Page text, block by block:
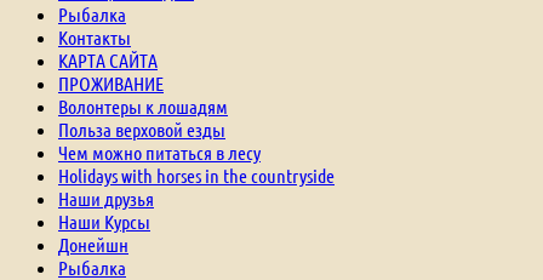
Рыбалка
Контакты
КАРТА САЙТА
ПРОЖИВАНИЕ
Волонтеры к лошадям
Польза верховой езды
Чем можно питаться в лесу
Holidays with horses in the countryside
Наши друзья
Наши Курсы
Донейшн
Рыбалка